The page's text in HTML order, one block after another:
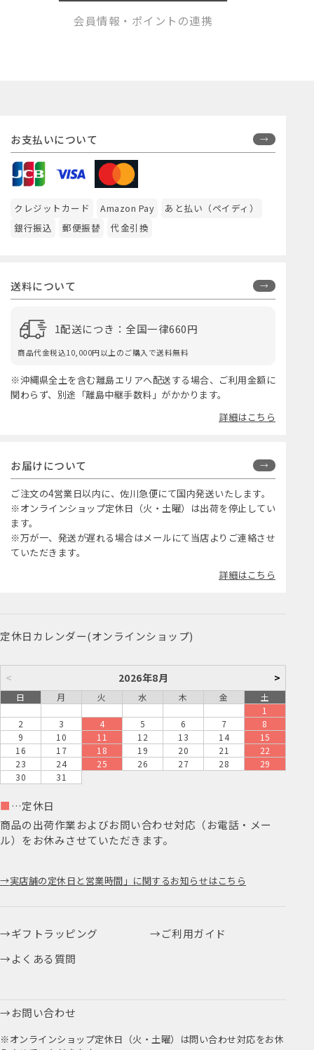
会員情報・ポイントの連携
お支払いについて
クレジットカード Amazon Pay
あと払い（ペイディ）
銀行振込
郵便振替 代金引換
送料について
1配送につき：全国一律660円
商品代金税込10,000円以上のご購入で送料無料
※沖縄県全土を含む離島エリアへ配送する場合、ご利用金額に
関わらず、別途「離島中継手数料」がかかります。
詳細はこちら
お届けについて
ご注文の4営業日以内に、佐川急便にて国内発送いたします。
※オンラインショップ定休日（火・土曜）は出荷を停止してい
ます。
※万が一、発送が遅れる場合はメールにて当店よりご連絡させ
ていただきます。
詳細はこちら
定休日カレンダー(オンラインショップ)
< 2026年8月 >
日 月 火 水 木 金
土
1
2
3 4 5 6 7
8
9
10 11 12 13 14
15
16
17 18 19 20 21
22
23
24 25 26 27 28
29
30
31
■ …定休日
商品の出荷作業およびお問い合わせ対応（お電話・メー
ル）をお休みさせていただきます。
実店舗の定休日と営業時間」に関するお知らせはこちら
ギフトラッピング
ご利用ガイド
よくある質問
お問い合わせ
※オンラインショップ定休日（火・土曜）は問い合わせ対応をお休